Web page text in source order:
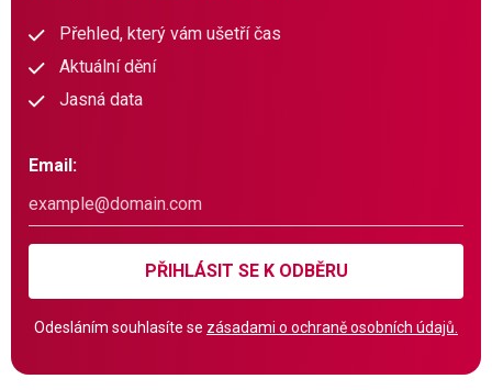
Přehled, který vám ušetří čas
Aktuální dění
Jasná data
Email:
PŘIHLÁSIT SE K ODBĚRU
Odesláním souhlasíte se zásadami o ochraně osobních údajů.